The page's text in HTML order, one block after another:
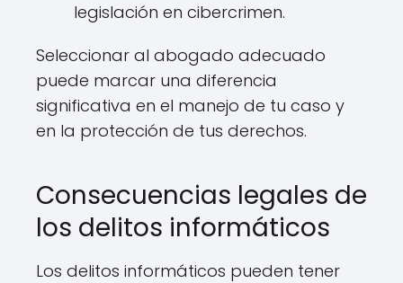
legislación en cibercrimen.
Seleccionar al abogado adecuado
puede marcar una diferencia
significativa en el manejo de tu caso y
en la protección de tus derechos.
Consecuencias legales de
los delitos informáticos
Los delitos informáticos pueden tener